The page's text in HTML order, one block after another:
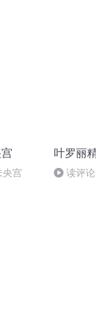
央宫
叶罗丽
读评论